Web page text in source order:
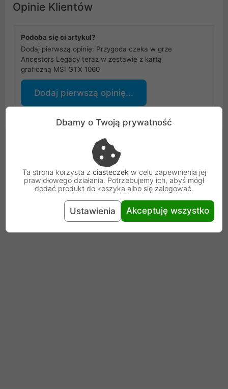
Opinie Klientów
Podoba się ci artykuł?
Dodaj pierwszą opinię: Przygoda czeka w grze
Ancestors Legacy teraz w zestawie z kartą
graficzną MSI GTX 1060
Dodaj pierwszą opinię...
Dbamy o Twoją prywatność
Ta strona korzysta z ciasteczek w celu zapewnienia jej
prawidłowego działania. Potrzebujemy ich, abyś mógł
dodać produkt do koszyka albo się zalogować.
Ustawienia Akceptuję wszystko